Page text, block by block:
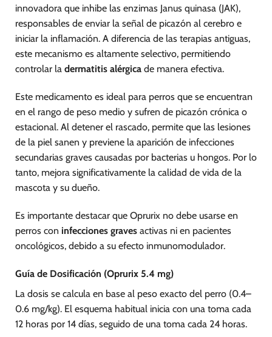
innovadora que inhibe las enzimas Janus quinasa (JAK),
responsables de enviar la señal de picazón al cerebro e
iniciar la inflamación. A diferencia de las terapias antiguas,
este mecanismo es altamente selectivo, permitiendo
controlar la dermatitis alérgica de manera efectiva.
Este medicamento es ideal para perros que se encuentran
en el rango de peso medio y sufren de picazón crónica o
estacional. Al detener el rascado, permite que las lesiones
de la piel sanen y previene la aparición de infecciones
secundarias graves causadas por bacterias u hongos. Por lo
tanto, mejora significativamente la calidad de vida de la
mascota y su dueño.
Es importante destacar que Oprurix no debe usarse en
perros con infecciones graves activas ni en pacientes
oncológicos, debido a su efecto inmunomodulador.
Guía de Dosificación (Oprurix 5.4 mg)
La dosis se calcula en base al peso exacto del perro (0.4–
0.6 mg/kg). El esquema habitual inicia con una toma cada
12 horas por 14 días, seguido de una toma cada 24 horas.